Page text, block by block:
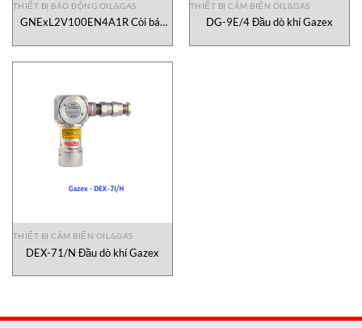
THIẾT BỊ BÁO ĐỘNG OIL&GAS
GNExL2V100EN4A1R Còi báo
THIẾT BỊ CẢM BIẾN OIL&GAS
DG-9E/4 Đầu dò khí Gazex
THIẾT BỊ CẢM BIẾN OIL&GAS
DEX-71/N Đầu dò khí Gazex